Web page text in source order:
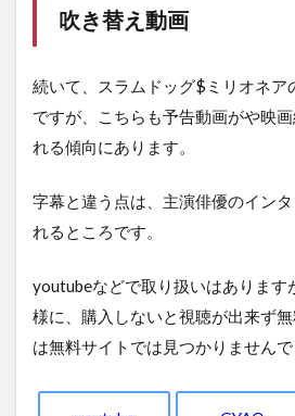
吹き替え動画
続いて、スラムドッグ$ミリオネア
ですが、こちらも予告動画がや映
れる傾向にあります。
字幕と違う点は、主演俳優のイン
れるところです。
youtubeなどで取り扱いはあります
様に、購入しないと視聴が出来ず
は無料サイトでは見つかりませんで